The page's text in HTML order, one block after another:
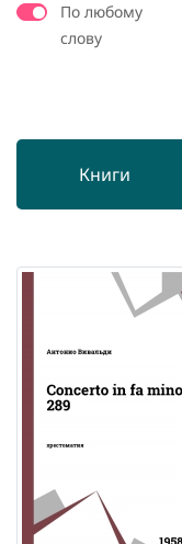
По любому
слову
Книги